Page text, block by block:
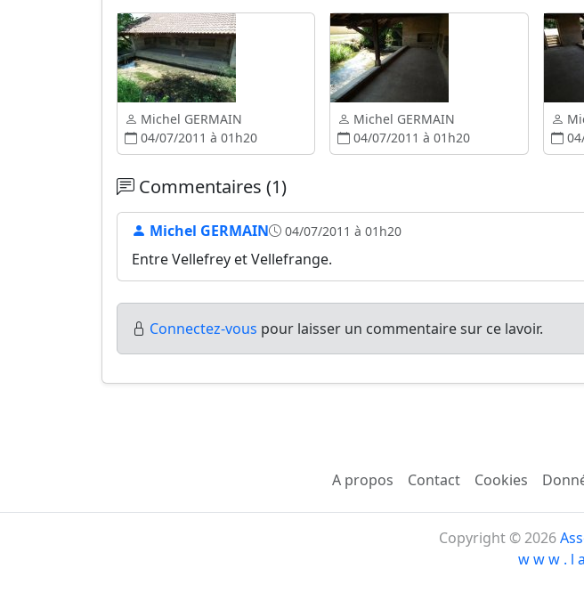
Michel GERMAIN
04/07/2011 à 01h20
Michel GERMAIN
04/07/2011 à 01h20
Commentaires (1)
Michel GERMAIN 04/07/2011 à 01h20
Entre Vellefrey et Vellefrange.
Connectez-vous pour laisser un commentaire sur ce lavoir.
A propos Contact Cookies
Copyright © 2026
w w w . l